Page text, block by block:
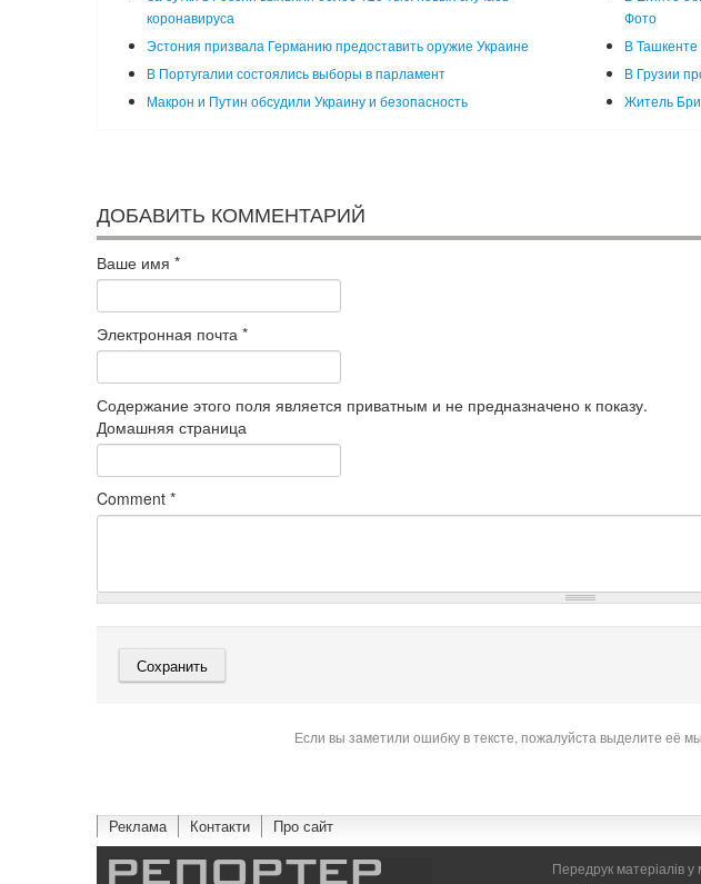
коронавируса
Фото
Эстония призвала Германию предоставить оружие Украине
В
В Португалии состоялись выборы в парламент
В Грузии
Макрон и Путин обсудили Украину и безопасность
Житель
ДОБАВИТЬ КОММЕНТАРИЙ
Ваше имя *
Электронная почта *
Содержание этого поля является приватным и не предназначено к показу.
Домашняя страница
Comment *
Если вы заметили ошибку в тексте, пожалуйста выделите её
Реклама Контакти Про сайт
Передрук матеріалів